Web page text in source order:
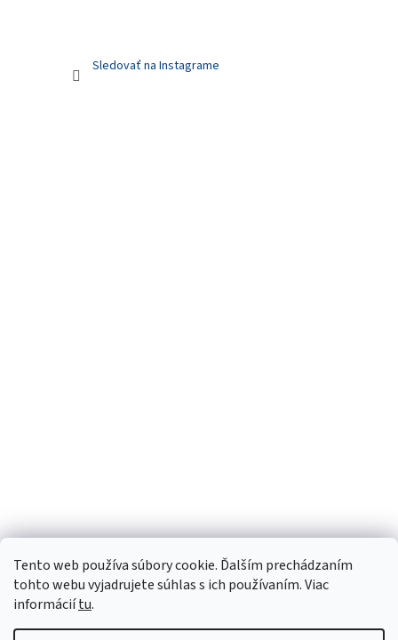
Tento web používa súbory cookie. Ďalším prechádzaním
tohto webu vyjadrujete súhlas s ich používaním. Viac
informáciítu.
Sledovať na Instagrame